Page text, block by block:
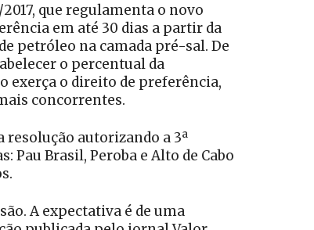
que regulamenta o novo
em até 30 dias a partir da
petróleo na camada pré-sal. De
o percentual da
exerça o direito de preferência,
concorrentes.
resolução autorizando a 3ª
Pau Brasil, Peroba e Alto de Cabo
A expectativa é de uma